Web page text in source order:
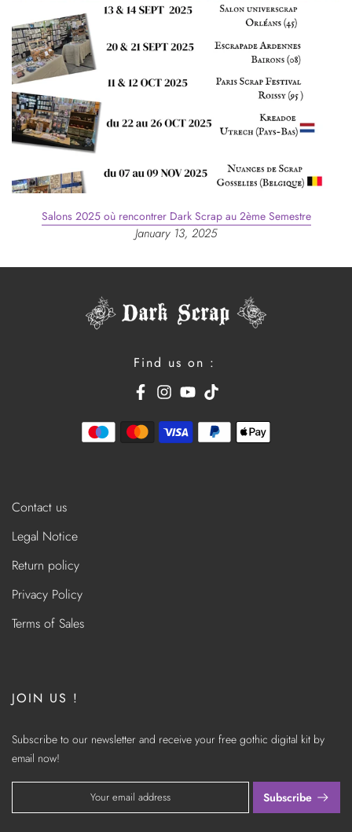
Salons 2025 où rencontrer Dark Scrap au 2ème Semestre
January 13, 2025
Find us on :
Contact us
Legal Notice
Return policy
Privacy Policy
Terms of Sales
JOIN US !
Subscribe to our newsletter and receive your free gothic digital kit by
email now!
Subscribe